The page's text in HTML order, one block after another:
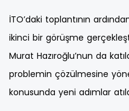
İTO’daki toplantının
ikinci bir görüşme
Murat Hazıroğlu’nun da
problemin çözülmesine
konusunda yeni adımlar